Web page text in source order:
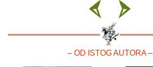
– OD ISTOG AUTORA –